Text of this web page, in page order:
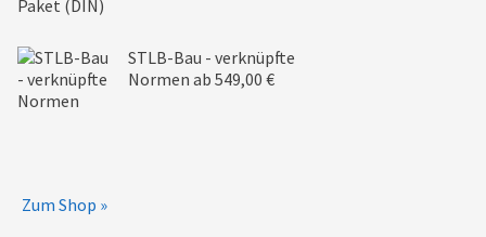
STLB-Bau - verknüpfte
Normen ab 549,00 €
Zum Shop »